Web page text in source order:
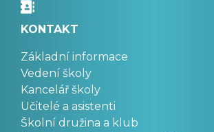
KONTAKT
Základní informace
Vedení školy
Kancelář školy
Učitelé a asistenti
Školní družina a klub